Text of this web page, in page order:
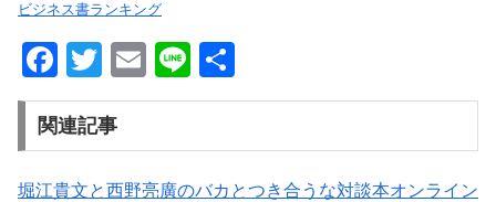
ビジネス書ランキング
F
a
c
T
wi
tt
E
m
Li
n
有
関連記事
堀江貴文と西野亮廣のバカとつき合うな対談本オンライン